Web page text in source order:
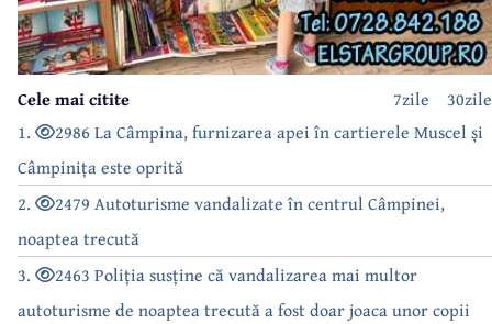
30zile
7zile
Cele mai citite
1.
2986 La Câmpina, furnizarea apei în cartierele Muscel și
Câmpinița este oprită
2.
2479 Autoturisme vandalizate în centrul Câmpinei,
noaptea trecută
3.
2463 Poliția susține că vandalizarea mai multor
autoturisme de noaptea trecută a fost doar joaca unor copii